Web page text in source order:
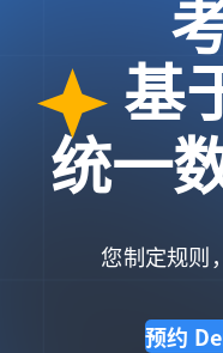
基
统一
您制定规则
预约